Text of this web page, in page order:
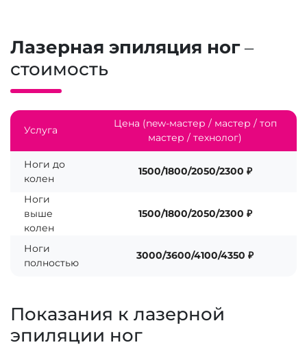
Лазерная эпиляция ног–
стоимость
Услуга
Цена (new-мастер / мастер / топ
мастер / технолог)
Ноги до
колен
1500/1800/2050/2300 ₽
Ноги
выше
колен
1500/1800/2050/2300 ₽
Ноги
полностью
3000/3600/4100/4350 ₽
Показания к лазерной
эпиляции ног